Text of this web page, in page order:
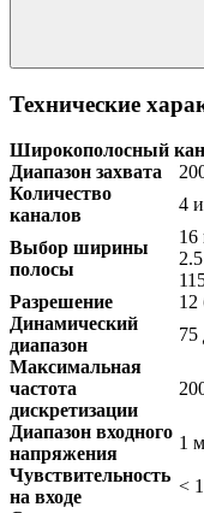
Технические
Широкополосный
Диапазон захвата
Количество
каналов
4
Выбор ширины
полосы
Разрешение
12
Динамический
диапазон
75
Максимальная
частота
дискретизации
Диапазон входного
напряжения
1
Чувствительность
на входе
<